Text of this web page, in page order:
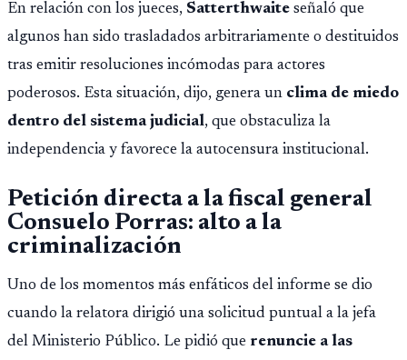
En relación con los jueces, Satterthwaite señaló que
algunos han sido trasladados arbitrariamente o destituidos
tras emitir resoluciones incómodas para actores
poderosos. Esta situación, dijo, genera un clima de miedo
dentro del sistema judicial, que obstaculiza la
independencia y favorece la autocensura institucional.
Petición directa a la fiscal general
Consuelo Porras: alto a la
criminalización
Uno de los momentos más enfáticos del informe se dio
cuando la relatora dirigió una solicitud puntual a la jefa
del Ministerio Público. Le pidió que renuncie a las